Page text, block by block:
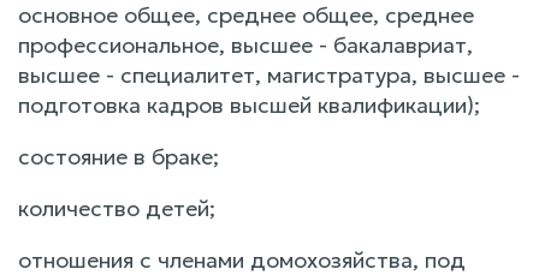
основное общее, среднее общее, среднее
профессиональное, высшее - бакалавриат,
высшее - специалитет, магистратура, высшее -
подготовка кадров высшей квалификации);
состояние в браке;
количество детей;
отношения с членами домохозяйства, под